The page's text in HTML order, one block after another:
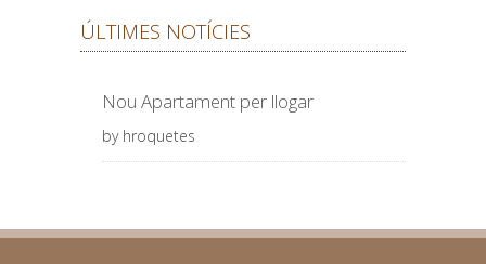
ÚLTIMES NOTÍCIES
Nou Apartament per llogar
by hroquetes